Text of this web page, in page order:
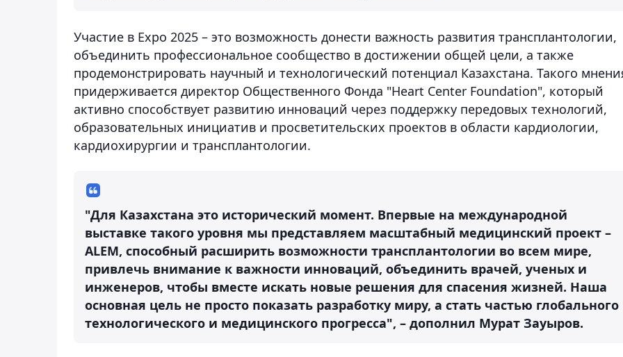
Участие в Expo 2025 – это возможность донести важность развития трансплантологии,
объединить профессиональное сообщество в достижении общей цели, а также
продемонстрировать научный и технологический потенциал Казахстана. Такого
придерживается директор Общественного Фонда "Heart Center Foundation", который
активно способствует развитию инноваций через поддержку передовых технологий,
образовательных инициатив и просветительских проектов в области кардиологии,
кардиохирургии и трансплантологии.
"Для Казахстана это исторический момент. Впервые на международной
выставке такого уровня мы представляем масштабный медицинский проект –
ALEM, способный расширить возможности трансплантологии во всем мире,
привлечь внимание к важности инноваций, объединить врачей, ученых и
инженеров, чтобы вместе искать новые решения для спасения жизней. Наша
основная цель не просто показать разработку миру, а стать частью глобального
технологического и медицинского прогресса", – дополнил Мурат Зауыров.